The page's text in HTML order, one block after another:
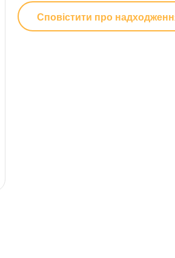
Сповістити про